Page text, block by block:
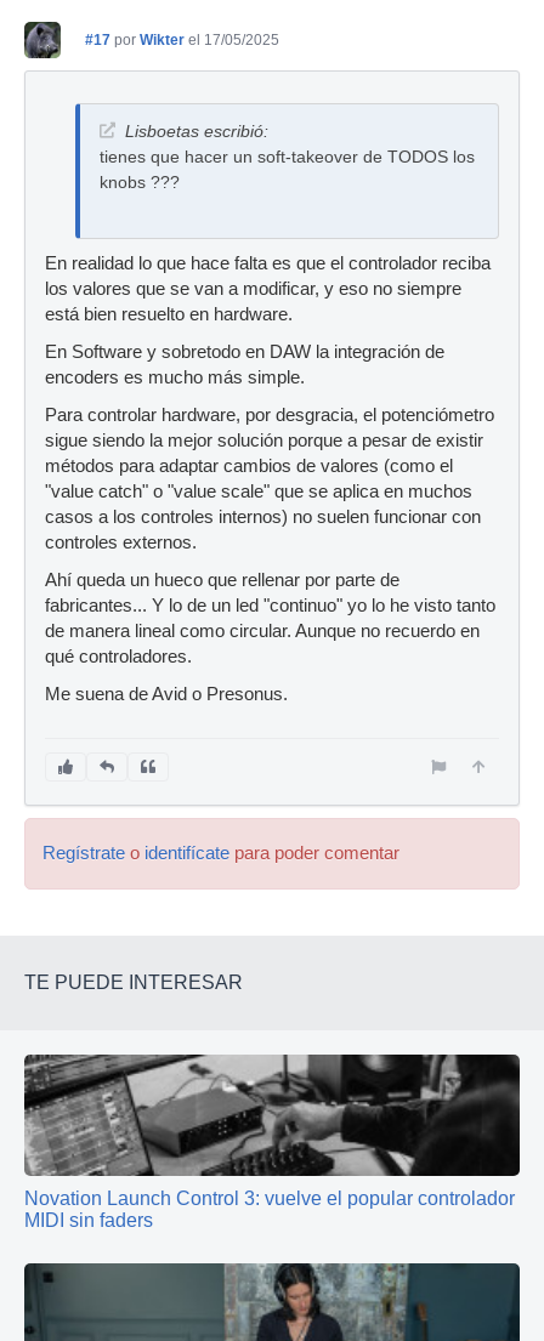
#17 por Wikter el 17/05/2025
Lisboetas escribió:
tienes que hacer un soft-takeover de TODOS los
knobs ???
En realidad lo que hace falta es que el controlador reciba
los valores que se van a modificar, y eso no siempre
está bien resuelto en hardware.
En Software y sobretodo en DAW la integración de
encoders es mucho más simple.
Para controlar hardware, por desgracia, el potenciómetro
sigue siendo la mejor solución porque a pesar de existir
métodos para adaptar cambios de valores (como el
"value catch" o "value scale" que se aplica en muchos
casos a los controles internos) no suelen funcionar con
controles externos.
Ahí queda un hueco que rellenar por parte de
fabricantes... Y lo de un led "continuo" yo lo he visto tanto
de manera lineal como circular. Aunque no recuerdo en
qué controladores.
Me suena de Avid o Presonus.
Regístrate o identifícate para poder comentar
TE PUEDE INTERESAR
Novation Launch Control 3: vuelve el popular controlador
MIDI sin faders